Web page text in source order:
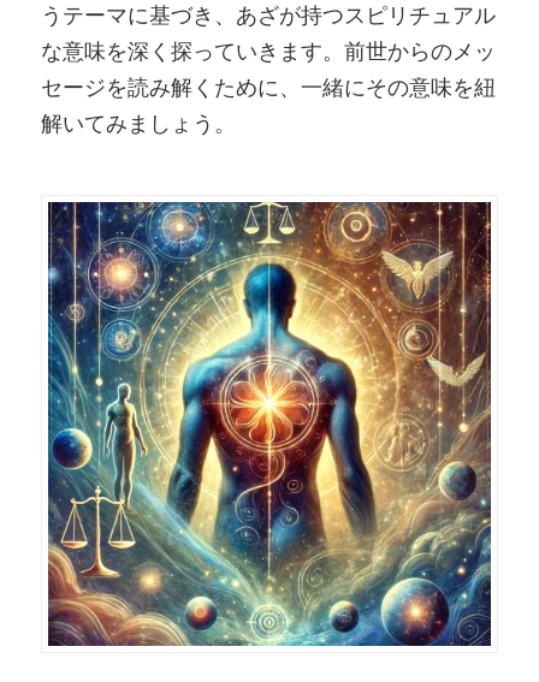
うテーマに基づき、あざが持つスピリチュアル
な意味を深く探っていきます。前世からのメッ
セージを読み解くために、一緒にその意味を紐
解いてみましょう。